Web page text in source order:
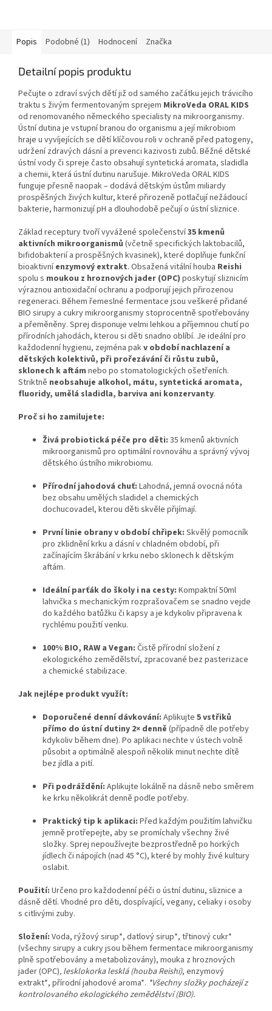
Popis Podobné (1) Hodnocení Značka
Detailní popis produktu
Pečujte o zdraví svých dětí již od samého začátku jejich trávicího
traktu s živým fermentovaným sprejem MikroVeda ORAL KIDS
od renomovaného německého specialisty na mikroorganismy.
Ústní dutina je vstupní branou do organismu a její mikrobiom
hraje u vyvíjejících se dětí klíčovou roli v ochraně před patogeny,
udržení zdravých dásní a prevenci kazivosti zubů. Běžné dětské
ústní vody či spreje často obsahují syntetická aromata, sladidla
a chemii, která ústní dutinu narušuje. MikroVeda ORAL KIDS
funguje přesně naopak – dodává dětským ústům miliardy
prospěšných živých kultur, které přirozeně potlačují nežádoucí
bakterie, harmonizují pH a dlouhodobě pečují o ústní sliznice.
Základ receptury tvoří vyvážené společenství35 kmenů
aktivních mikroorganismů (včetně specifických laktobacilů,
bifidobakterií a prospěšných kvasinek), které doplňuje funkční
bioaktivníenzymový extrakt. Obsažená vitální houba Reishi
spolu s moukou z hroznových jader (OPC) poskytují sliznicím
výraznou antioxidační ochranu a podporují jejich přirozenou
regeneraci. Během řemeslné fermentace jsou veškeré přidané
BIO sirupy a cukry mikroorganismy stoprocentně spotřebovány
a přeměněny. Sprej disponuje velmi lehkou a příjemnou chutí po
přírodních jahodách, kterou si děti snadno oblíbí. Je ideální pro
každodenní hygienu, zejména pakv období nachlazení a
dětských kolektivů, při prořezávání či růstu zubů,
sklonech k aftám nebo po stomatologických ošetřeních.
Striktně neobsahuje alkohol, mátu, syntetická aromata,
fluoridy, umělá sladidla, barviva ani konzervanty.
Proč si ho zamilujete:
Živá probiotická péče pro děti: 35 kmenů aktivních
mikroorganismů pro optimální rovnováhu a správný vývoj
dětského ústního mikrobiomu.
Přírodní jahodová chuť: Lahodná, jemná ovocná nóta
bez obsahu umělých sladidel a chemických
dochucovadel, kterou děti skvěle přijímají.
První linie obrany v období chřipek: Skvělý pomocník
pro zklidnění krku a dásní v chladném období, při
začínajícím škrábání v krku nebo sklonech k dětským
aftám.
Ideální parťák do školy i na cesty: Kompaktní 50ml
lahvička s mechanickým rozprašovačem se snadno vejde
do každého batůžku či kapsy a je kdykoliv připravena k
rychlému použití venku.
100% BIO, RAW a Vegan: Čistě přírodní složení z
ekologického zemědělství, zpracované bez pasterizace
a chemické stabilizace.
Jak nejlépe produkt využít:
Doporučené denní dávkování: Aplikujte 5 vstřiků
přímo do ústní dutiny 2× denně (případně dle potřeby
kdykoliv během dne). Po aplikaci nechte v ústech volně
působit a optimálně alespoň několik minut nechte dítě
bez jídla a pití.
Při podráždění: Aplikujte lokálně na dásně nebo směrem
ke krku několikrát denně podle potřeby.
Praktický tip k aplikaci: Před každým použitím lahvičku
jemně protřepejte, aby se promíchaly všechny živé
složky. Sprej nepoužívejte bezprostředně po horkých
jídlech či nápojích (nad 45 °C), které by mohly živé kultury
oslabit.
Použití: Určeno pro každodenní péči o ústní dutinu, sliznice a
dásně dětí. Vhodné pro děti, dospívající, vegany, celiaky i osoby
s citlivými zuby.
Složení: Voda, rýžový sirup*, datlový sirup*, třtinový cukr*
(všechny sirupy a cukry jsou během fermentace mikroorganismy
plně spotřebovány a metabolizovány), mouka z hroznových
jader (OPC), lesklokorka lesklá (houba Reishi), enzymový
extrakt*, přírodní jahodové aroma*. *Všechny složky pocházejí z
kontrolovaného ekologického zemědělství (BIO).